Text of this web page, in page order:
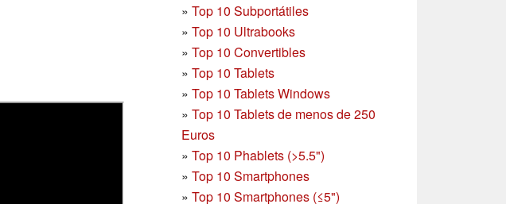
» Top 10 Subportátiles
» Top 10 Ultrabooks
» Top 10 Convertibles
» Top 10 Tablets
» Top 10 Tablets Windows
» Top 10 Tablets de menos de 250
Euros
» Top 10 Phablets (>5.5")
» Top 10 Smartphones
» Top 10 Smartphones (≤5")